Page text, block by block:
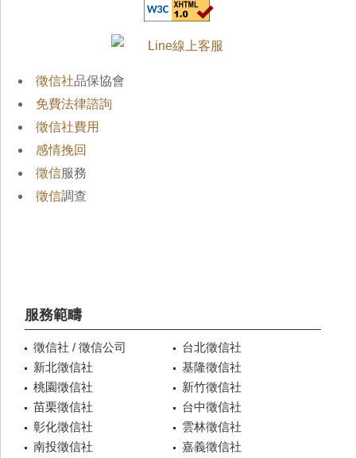
徵信社品保協會
免費法律諮詢
徵信社費用
感情挽回
徵信服務
徵信調查
服務範疇
徵信社 / 徵信公司
台北徵信社
新北徵信社
基隆徵信社
桃園徵信社
新竹徵信社
苗栗徵信社
台中徵信社
彰化徵信社
雲林徵信社
南投徵信社
嘉義徵信社